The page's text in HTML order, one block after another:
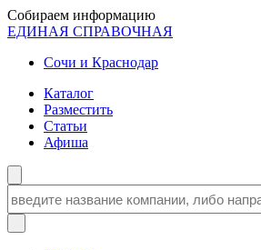
Собираем информацию
ЕДИНАЯ СПРАВОЧНАЯ
Сочи и Краснодар
Каталог
Разместить
Статьи
Афиша